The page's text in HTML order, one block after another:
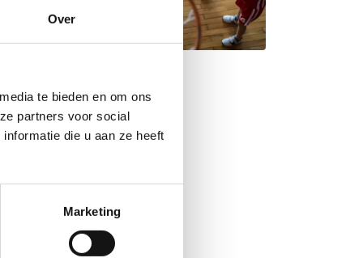
Over
te bieden en om ons
partners voor social
die u aan ze heeft
Marketing